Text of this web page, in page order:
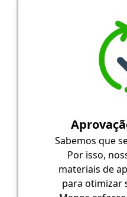
Sabemos que
Por isso,
materiais de
para otimizar